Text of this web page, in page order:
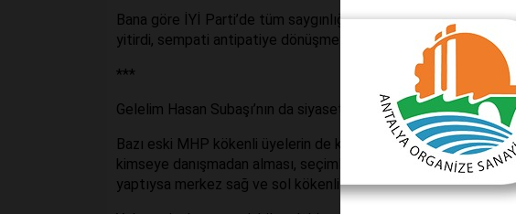
Bana göre İYİ Parti’de tüm saygınlığına ve sevgisine rağmen
yitirdi, sempati antipatiye dönüşmeye başladı.
***
Gelelim Hasan Subaşı’nın da siyaset sınırları içinde eleştirdiği
Bazı eski MHP kökenli üyelerin de karşı çıktığı hususların
kimseye danışmadan alması, seçimle işbaşına gelen yönetim
yaptıysa merkez sağ ve sol kökenli kurul üyelerini toplantıya